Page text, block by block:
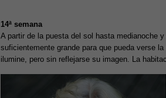
14ª semana
A partir de la puesta del sol hasta medianoche
suficientemente grande para que pueda verse
ilumine, pero sin reflejarse su imagen. La